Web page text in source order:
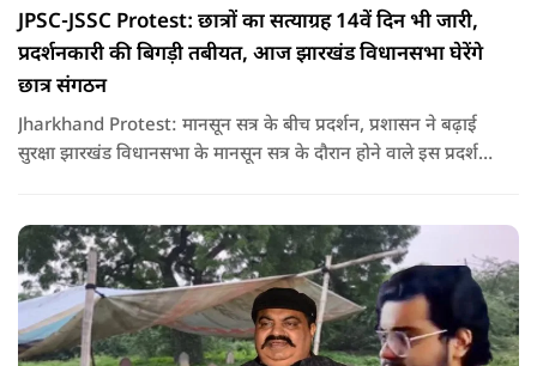
JPSC-JSSC Protest: छात्रों का सत्याग्रह 14वें दिन भी जारी,
प्रदर्शनकारी की बिगड़ी तबीयत, आज झारखंड विधानसभा घेरेंगे
छात्र संगठन
Jharkhand Protest: मानसून सत्र के बीच प्रदर्शन, प्रशासन ने बढ़ाई
सुरक्षा झारखंड विधानसभा के मानसून सत्र के दौरान होने वाले इस प्रदर्शन
जनाधिकार महासभा के आह्वान पर आयोजित किया जा रहा है.